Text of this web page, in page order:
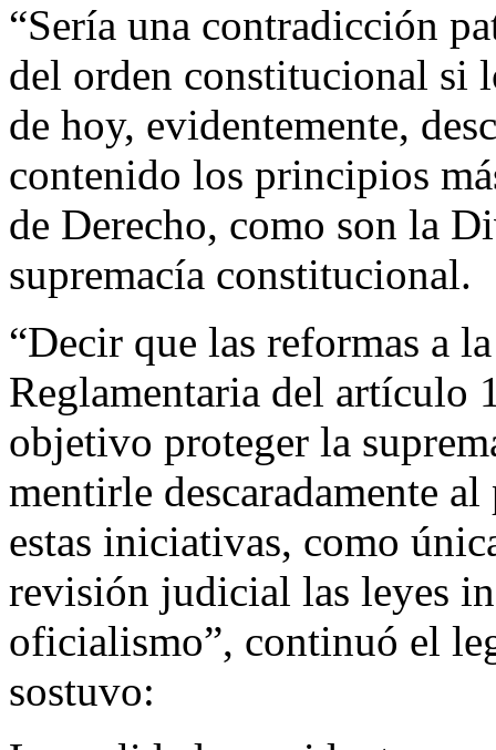
“Sería una contradicción
del orden constitucional si
de hoy, evidentemente,
contenido los principios
de Derecho, como son la
supremacía constitucional.
“Decir que las reformas a
Reglamentaria del artículo
objetivo proteger la
mentirle descaradamente
estas iniciativas, como
revisión judicial las leyes
oficialismo”, continuó el
sostuvo: